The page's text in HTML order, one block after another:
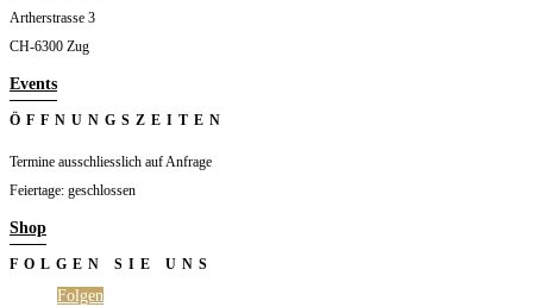
Artherstrasse 3
CH-6300 Zug
Events
ÖFFNUNGSZEITEN
Termine ausschliesslich auf Anfrage
Feiertage: geschlossen
Shop
FOLGEN SIE UNS
Folgen